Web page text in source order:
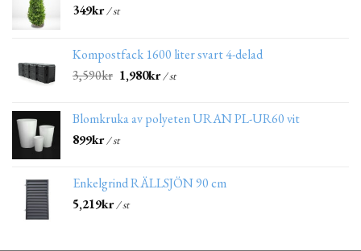
349kr/ st
Kompostfack 1600 liter svart 4-delad
3,590kr 1,980kr/ st
Blomkruka av polyeten URAN PL-UR60 vit
899kr/ st
Enkelgrind RÄLLSJÖN 90 cm
5,219kr/ st